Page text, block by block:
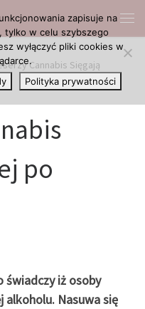
Cannabis Sięgają
po
świadczy iż osoby
alkoholu. Nasuwa się
zapisuje na
tylko w celu szybszego
wyłączyć pliki cookies w
Polityka prywatności